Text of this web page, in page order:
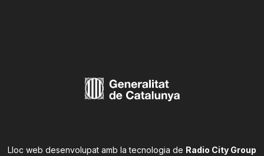
Lloc web desenvolupat amb la tecnologia de Radio City Group